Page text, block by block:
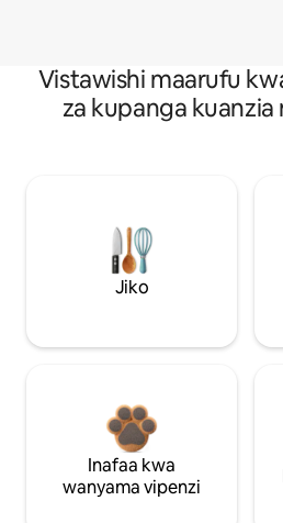
Vistawishi maarufu
za kupanga
Jiko
Inafaa kwa
wanyama vipenzi